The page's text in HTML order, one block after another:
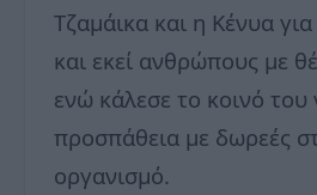
Τζαμάικα και η Κένυα
και εκεί ανθρώπους με
ενώ κάλεσε το κοινό του
προσπάθεια με δωρεές
οργανισμό.